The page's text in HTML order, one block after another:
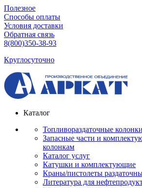
Полезное
Способы оплаты
Условия доставки
Обратная связь
8(800)350-38-93
Круглосуточно
Каталог
Топливораздаточные колонки
Запасные части и
колонкам
Каталог услуг
Катушки и комплектующие
Краны/пистолеты
Литература для